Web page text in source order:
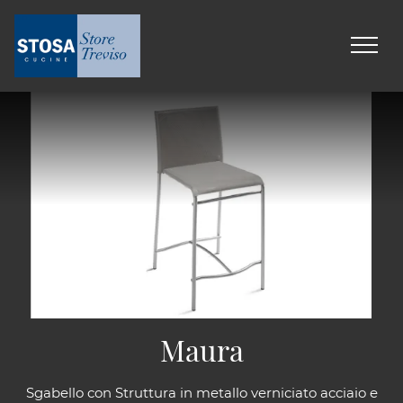
Sgabello con Struttura in metallo verniciato acciaio e
Maura